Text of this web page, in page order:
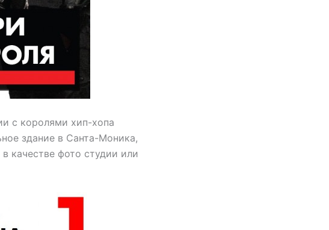
с королями хип-хопа
здание в Санта-Моника,
качестве фото студии или